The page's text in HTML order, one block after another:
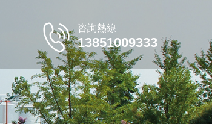
咨詢熱線
13851009333